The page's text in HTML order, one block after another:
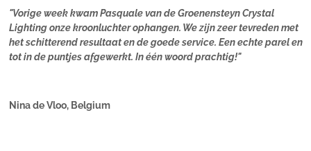
"Vorige week kwam Pasquale van de Groenensteyn Crystal
Lighting onze kroonluchter ophangen. We zijn zeer tevreden met
het schitterend resultaat en de goede service. Een echte parel en
tot in de puntjes afgewerkt. In één woord prachtig!"
Nina de Vloo, Belgium